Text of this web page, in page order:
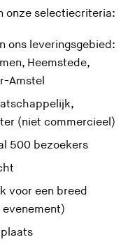
onze selectiecriteria:
ons leveringsgebied:
Heemstede,
Amstel
(niet commercieel)
500 bezoekers
voor een breed